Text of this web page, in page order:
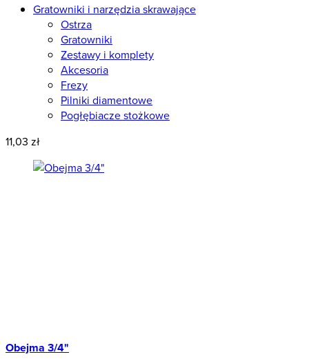
Gratowniki i narzędzia skrawające
Ostrza
Gratowniki
Zestawy i komplety
Akcesoria
Frezy
Pilniki diamentowe
Pogłębiacze stożkowe
11,03 zł
Obejma 3/4"